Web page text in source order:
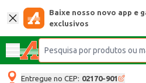
Baixe nosso novo app e
exclusivos
Entregue no CEP: 02170-901